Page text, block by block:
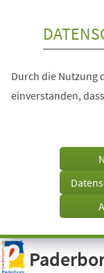
Visuelle
Assistenzsoftware
öffnen.
Durch die Nutzung
einverstanden,